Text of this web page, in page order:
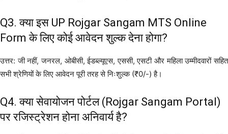
Q3. क्या इस UP Rojgar Sangam MTS Online
Form के लिए कोई आवेदन शुल्क देना होगा?
उत्तर: जी नहीं, जनरल, ओबीसी, ईडब्ल्यूएस, एससी, एसटी और महिला उम्मीदवारों सहित
सभी श्रेणियों के लिए आवेदन पूरी तरह से निःशुल्क (₹0/-) है।
Q4. क्या सेवायोजन पोर्टल (Rojgar Sangam Portal)
पर रजिस्ट्रेशन होना अनिवार्य है?